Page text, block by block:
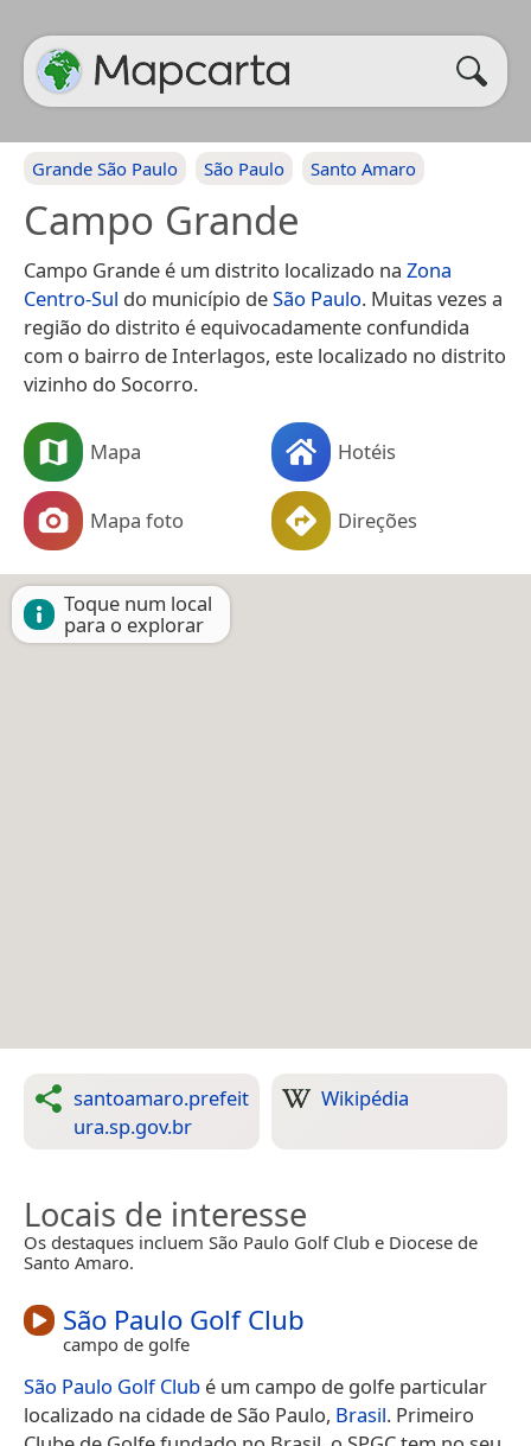
Grande São Paulo São Paulo Santo Amaro
Campo Grande
Campo Grande é um distrito localizado na Zona
Centro-Sul do município deSão Paulo. Muitas vezes a
região do distrito é equivocadamente confundida
com o bairro de Interlagos, este localizado no distrito
vizinho do Socorro.
Mapa Hotéis
Mapa foto Direções
Toque num local
para o explorar
santoamaro.prefeit
ura.sp.gov.br
Wikipédia
Locais de interesse
Os destaques incluem São Paulo Golf Club e Diocese de
Santo Amaro.
São Paulo Golf Club
campo de golfe
São Paulo Golf Club é um campo de golfe particular
localizado na cidade de São Paulo, Brasil. Primeiro